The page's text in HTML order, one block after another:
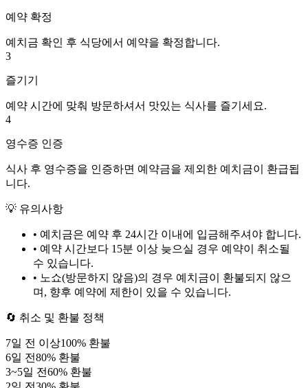
예약 확정
예치금 확인 후 식당에서 예약을 확정합니다.
3
즐기기
예약 시간에 맞춰 방문하셔서 맛있는 식사를 즐기세요.
4
영수증 인증
식사 후 영수증을 인증하면 예약금을 제외한 예치금이 환급됩
니다.
💡 유의사항
• 예치금은 예약 후 24시간 이내에 입금해주셔야 합니다.
• 예약 시간보다 15분 이상 늦으실 경우 예약이 취소될
수 있습니다.
• 노쇼(방문하지 않음)의 경우 예치금이 환불되지 않으
며, 향후 예약에 제한이 있을 수 있습니다.
🔄 취소 및 환불 정책
7일 전 이상100% 환불
6일 전80% 환불
3~5일 전60% 환불